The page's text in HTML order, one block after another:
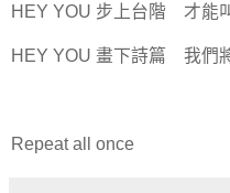
HEY YOU 步上台階 才能
HEY YOU 畫下詩篇 我們
Repeat all once